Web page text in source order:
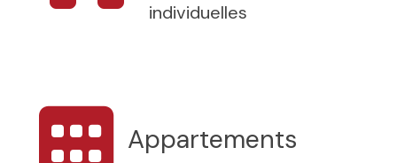
individuelles
Appartements